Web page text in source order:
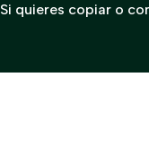
Si quieres copiar o